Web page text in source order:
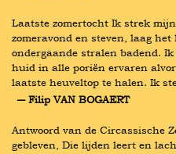
Laatste zomertocht Ik strek
zomeravond en steven, laag
ondergaande stralen badend.
huid in alle poriën ervaren
laatste heuveltop te halen. Ik
― Filip VAN BOGAERT
Antwoord van de Circassische
gebleven, Die lijden leert en